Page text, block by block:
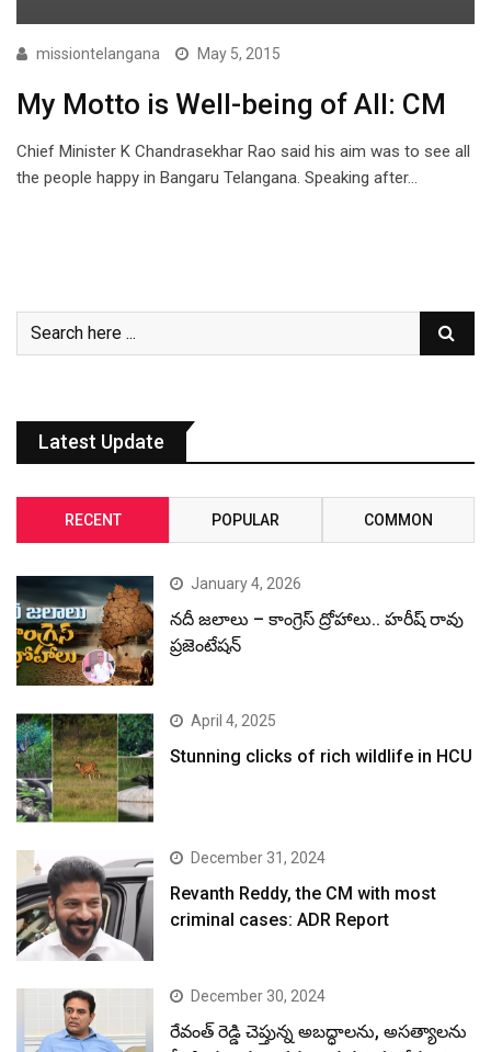
missiontelangana May 5, 2015
My Motto is Well-being of All: CM
Chief Minister K Chandrasekhar Rao said his aim was to see all
the people happy in Bangaru Telangana. Speaking after…
Latest Update
RECENT POPULAR COMMON
January 4, 2026
నదీ జలాలు – కాంగ్రెస్ ద్రోహాలు.. హరీష్ రావు
ప్రజెంటేషన్
April 4, 2025
Stunning clicks of rich wildlife in HCU
December 31, 2024
Revanth Reddy, the CM with most
criminal cases: ADR Report
December 30, 2024
రేవంత్ రెడ్డి చెప్తున్న అబద్ధాలను, అసత్యాలను